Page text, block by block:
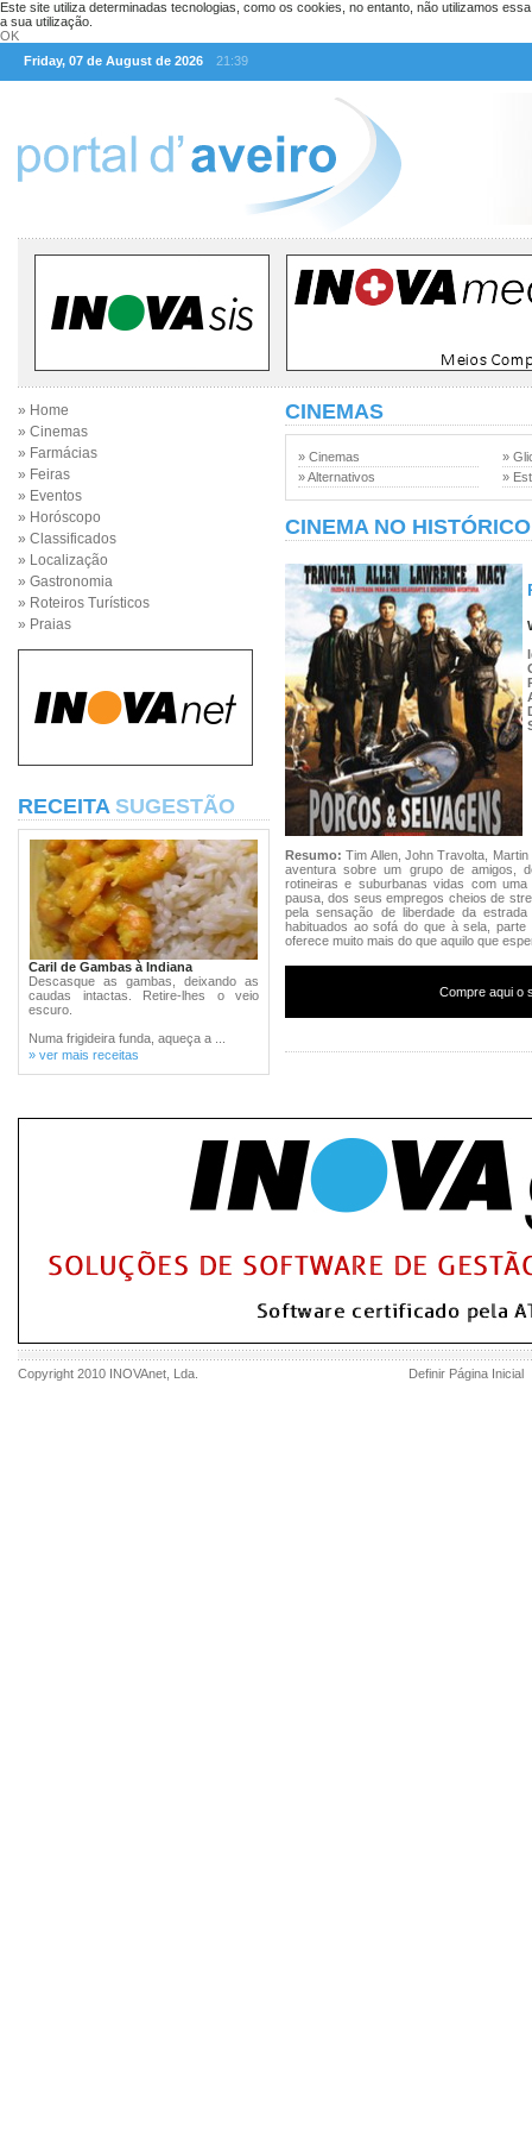
Este site utiliza determinadas tecnologias, como os cookies, no entanto, não utilizamos
a sua utilização.
OK
Friday, 07 de August de 2026
21:39
» Home
» Cinemas
» Farmácias
» Feiras
» Eventos
» Horóscopo
» Classificados
» Localização
» Gastronomia
» Roteiros Turísticos
» Praias
RECEITA SUGESTÃO
Caril de Gambas à Indiana
Descasque as gambas, deixando as
caudas intactas. Retire-lhes o veio
escuro.
Numa frigideira funda, aqueça a ...
» ver mais receitas
CINEMAS
» Cinemas
» Alternativos
»
»
CINEMA NO HISTÓRICO
Resumo:Tim Allen, John Travolta,
aventura sobre um grupo de amigos,
rotineiras e suburbanas vidas com
pausa, dos seus empregos cheios de
pela sensação de liberdade da
habituados ao sofá do que à sela,
oferece muito mais do que aquilo que
Compre aqui o
Copyright 2010 INOVAnet , Lda. Definir Página Inicial